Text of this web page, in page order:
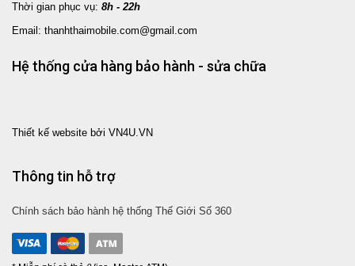
Thời gian phục vụ: 8h - 22h
Email: thanhthaimobile.com@gmail.com
Hệ thống cửa hàng bảo hành - sửa chữa
Thiết kế website bởi VN4U.VN
Thông tin hỗ trợ
Chính sách bảo hành hệ thống Thế Giới Số 360